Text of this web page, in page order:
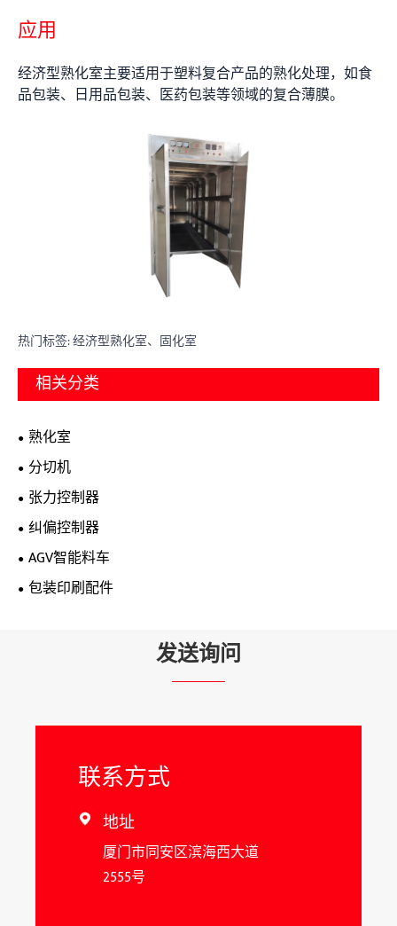
应用
经济型熟化室主要适用于塑料复合产品的熟化处理，如食
品包装、日用品包装、医药包装等领域的复合薄膜。
热门标签: 经济型熟化室、固化室
相关分类
熟化室
分切机
张力控制器
纠偏控制器
AGV智能料车
包装印刷配件
发送询问
联系方式
 地址
厦门市同安区滨海西大道
2555号